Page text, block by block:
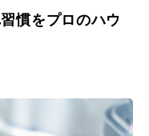
慣をプロのハウ